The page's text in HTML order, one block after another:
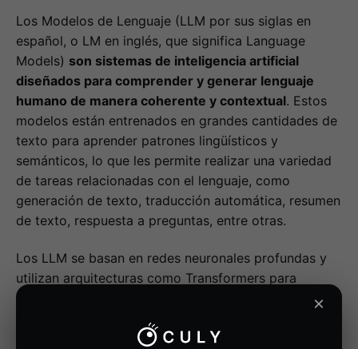
Los Modelos de Lenguaje (LLM por sus siglas en
español, o LM en inglés, que significa Language
Models) son sistemas de inteligencia artificial
diseñados para comprender y generar lenguaje
humano de manera coherente y contextual. Estos
modelos están entrenados en grandes cantidades de
texto para aprender patrones lingüísticos y
semánticos, lo que les permite realizar una variedad
de tareas relacionadas con el lenguaje, como
generación de texto, traducción automática, resumen
de texto, respuesta a preguntas, entre otras.
Los LLM se basan en redes neuronales profundas y
utilizan arquitecturas como Transformers para
capturar relaciones contextuales en el lenguaje. Una
capacidad para predecir la siguiente palabra en una
×